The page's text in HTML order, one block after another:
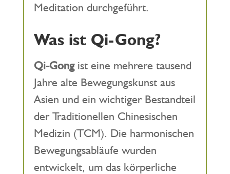
Meditation durchgeführt.
Was ist Qi-Gong?
Qi-Gongist eine mehrere tausend
Jahre alte Bewegungskunst aus
Asien und ein wichtiger Bestandteil
der Traditionellen Chinesischen
Medizin (TCM). Die harmonischen
Bewegungsabläufe wurden
entwickelt, um das körperliche